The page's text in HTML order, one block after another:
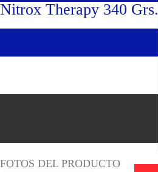
Nitrox Therapy 340 Grs.
FOTOS DEL PRODUCTO